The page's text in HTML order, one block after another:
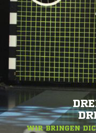
WIR BRINGEN